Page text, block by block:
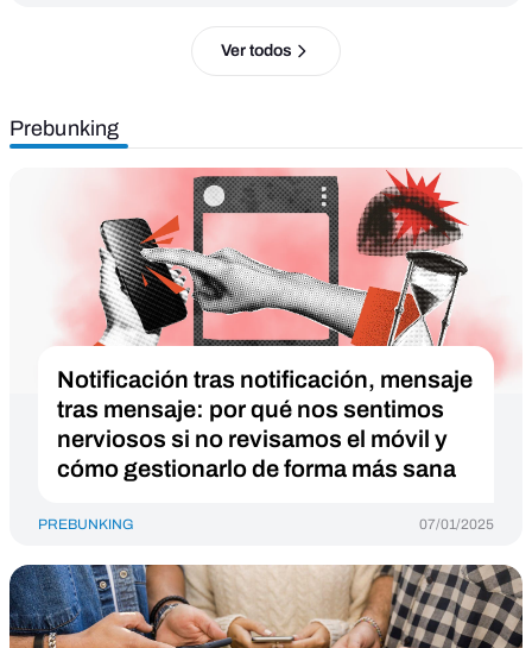
Ver todos
Prebunking
Notificación tras notificación, mensaje
tras mensaje: por qué nos sentimos
nerviosos si no revisamos el móvil y
cómo gestionarlo de forma más sana
PREBUNKING 07/01/2025